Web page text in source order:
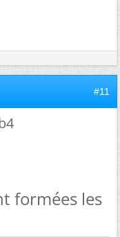
#11
formées les